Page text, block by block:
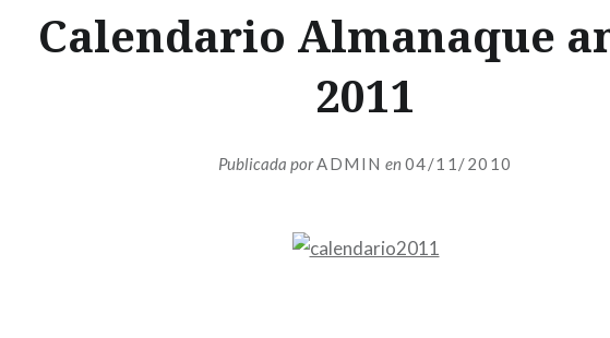
Calendario Almanaque
2011
Publicada porADMIN en 04/11/2010